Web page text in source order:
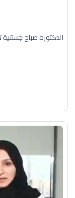
الدكتورة صباح جستنية